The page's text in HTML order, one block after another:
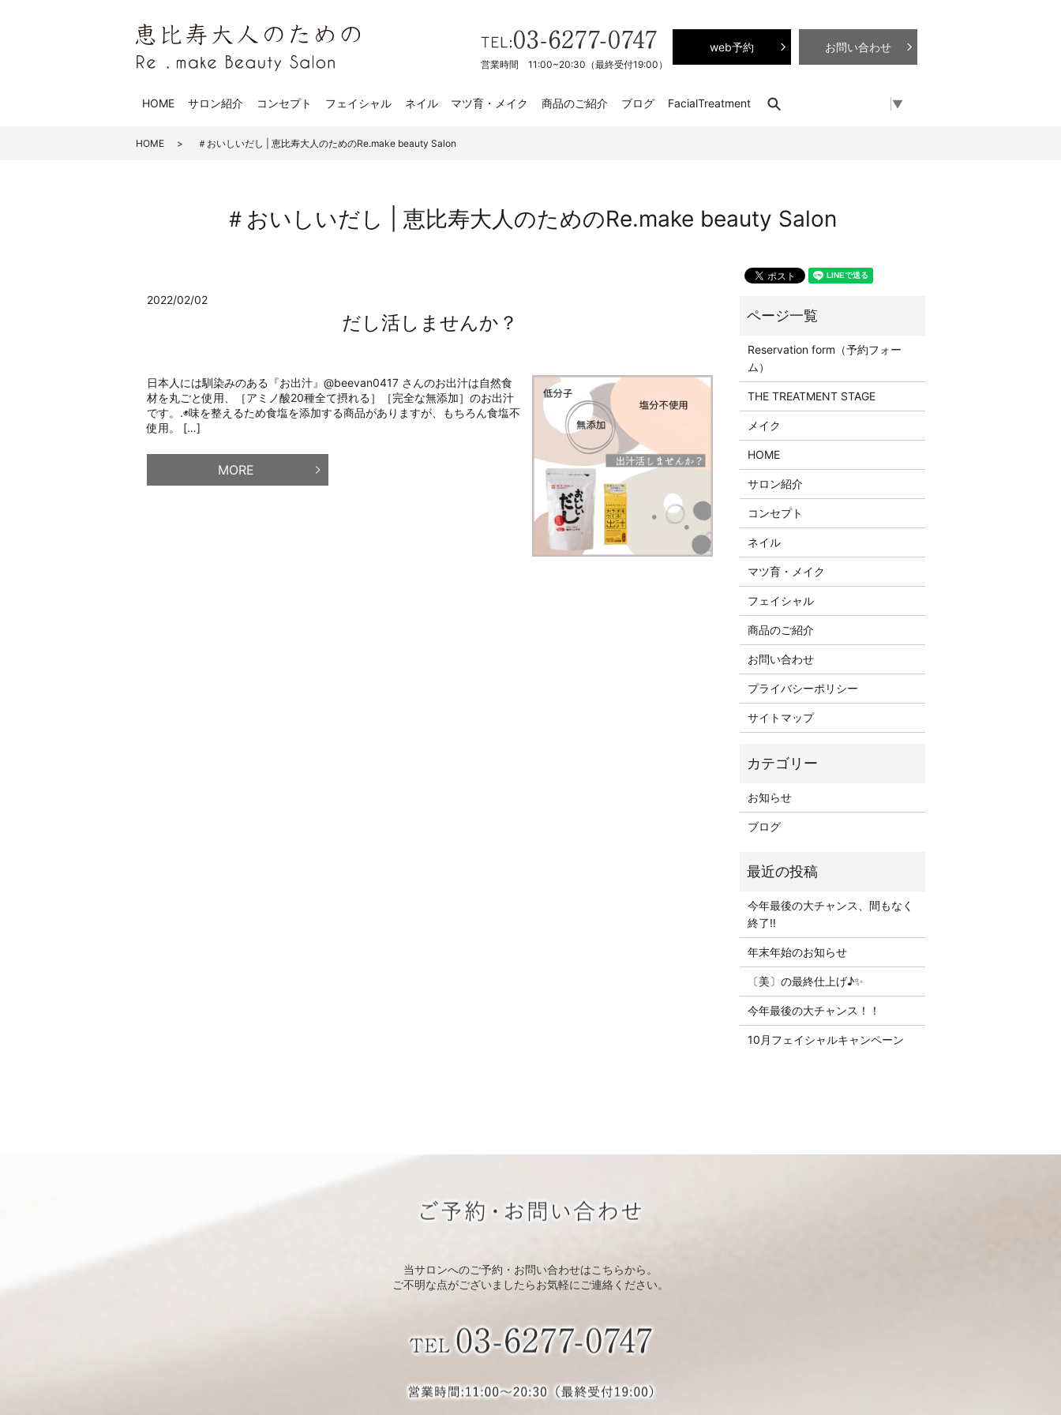
web予約 お問い合わせ
営業時間 11:00~20:30（最終受付19:00）
HOME サロン紹介 コンセプト フェイシャル ネイル マツ育・メイク 商品のご紹介 ブログ FacialTreatment search ▼
HOME ＃おいしいだし | 恵比寿大人のためのRe.make beauty Salon
＃おいしいだし | 恵比寿大人のためのRe.make beauty Salon
2022/02/02
だし活しませんか？
日本人には馴染みのある『お出汁』@beevan0417 さんのお出汁は自然食
材を丸ごと使用、［アミノ酸20種全て摂れる］［完全な無添加］のお出汁
です。.◉味を整えるため食塩を添加する商品がありますが、もちろん食塩不
使用。 […]
MORE
Reservation form（予約フォー
ム）
THE TREATMENT STAGE
メイク
HOME
サロン紹介
コンセプト
ネイル
マツ育・メイク
フェイシャル
商品のご紹介
お問い合わせ
プライバシーポリシー
サイトマップ
お知らせ
ブログ
今年最後の大チャンス、間もなく
終了‼
年末年始のお知らせ
〔美〕の最終仕上げ♪✨
今年最後の大チャンス！！
10月フェイシャルキャンペーン
当サロンへのご予約・お問い合わせはこちらから。
ご不明な点がございましたらお気軽にご連絡ください。